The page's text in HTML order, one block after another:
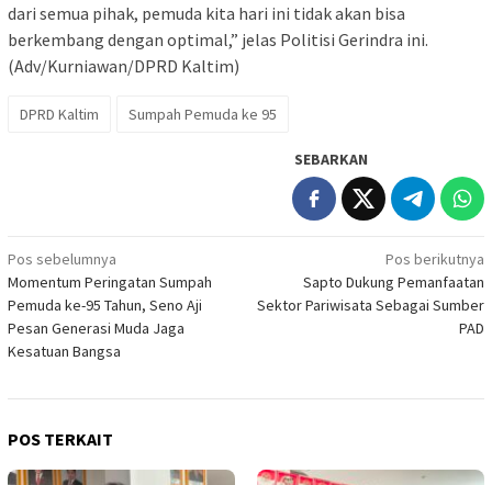
dari semua pihak, pemuda kita hari ini tidak akan bisa
berkembang dengan optimal,” jelas Politisi Gerindra ini.
(Adv/Kurniawan/DPRD Kaltim)
DPRD Kaltim Sumpah Pemuda ke 95
SEBARKAN
Navigasi
pos
Pos sebelumnya
Momentum Peringatan Sumpah
Pemuda ke-95 Tahun, Seno Aji
Pesan Generasi Muda Jaga
Kesatuan Bangsa
Pos berikutnya
Sapto Dukung Pemanfaatan
Sektor Pariwisata Sebagai Sumber
PAD
POS TERKAIT